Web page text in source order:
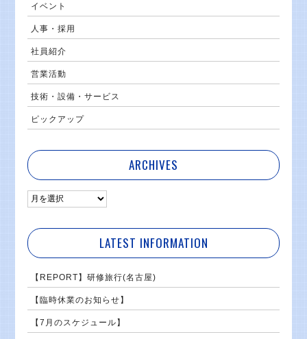
イベント
人事・採用
社員紹介
営業活動
技術・設備・サービス
ピックアップ
ARCHIVES
LATEST INFORMATION
【REPORT】研修旅行(名古屋)
【臨時休業のお知らせ】
【7月のスケジュール】